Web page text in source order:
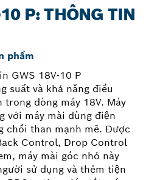
P: THÔNG TIN
phẩm
GWS 18V-10 P
suất và khả năng điều
dòng máy 18V. Máy
với máy mài dùng điện
chổi than mạnh mẽ. Được
Control, Drop Control
máy mài góc nhỏ này
sử dụng và thêm tiện